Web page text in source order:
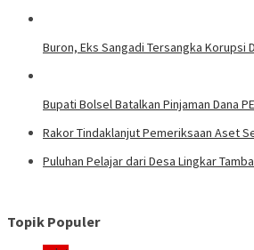
Buron, Eks Sangadi Tersangka Korupsi
Bupati Bolsel Batalkan Pinjaman Dana
Rakor Tindaklanjut Pemeriksaan Aset
Puluhan Pelajar dari Desa Lingkar
Topik Populer